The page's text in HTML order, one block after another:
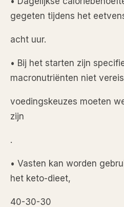
gegeten tijdens het
acht uur.
• Bij het starten zijn
macronutriënten niet
voedingskeuzes moeten
zijn
.
• Vasten kan worden
het keto-dieet,
40-30-30